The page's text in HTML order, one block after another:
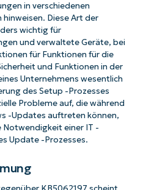
in verschiedenen
Diese Art der
wichtig für
und verwaltete Geräte, bei
für Funktionen für die
und Funktionen in der
Unternehmens wesentlich
des Setup -Prozesses
Probleme auf, die während
-Updates auftreten können,
Notwendigkeit einer IT -
Update -Prozesses.